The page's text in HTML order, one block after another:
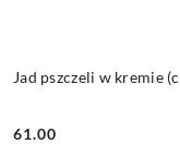
Jad pszczeli w kremie
Cena:
61.00